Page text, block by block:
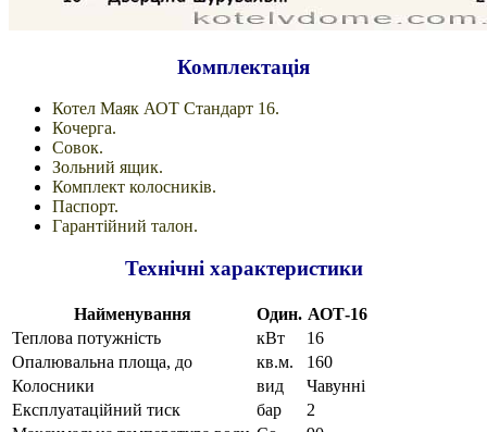
Комплектація
Котел Маяк АОТ Стандарт 16.
Кочерга.
Совок.
Зольний ящик.
Комплект колосників.
Паспорт.
Гарантійний талон.
Технічні характеристики
Найменування Один. АОТ-16
Теплова потужність
кВт
16
Опалювальна площа, до
кв.м.
160
Колосники
вид
Чавунні
Експлуатаційний тиск
бар
2